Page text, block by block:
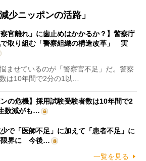
少ニッポンの活路」
察官離れ」に歯止めはかかるか？】警察庁
取り組む「警察組織の構造改革」 実
ませているのが「警察官不足」だ。警察
は10年間で2分の1以…
ンの危機】採用試験受験者数は10年間で2
数減がも…
少で「医師不足」に加えて「患者不足」に
限界に 今後…
一覧を見る